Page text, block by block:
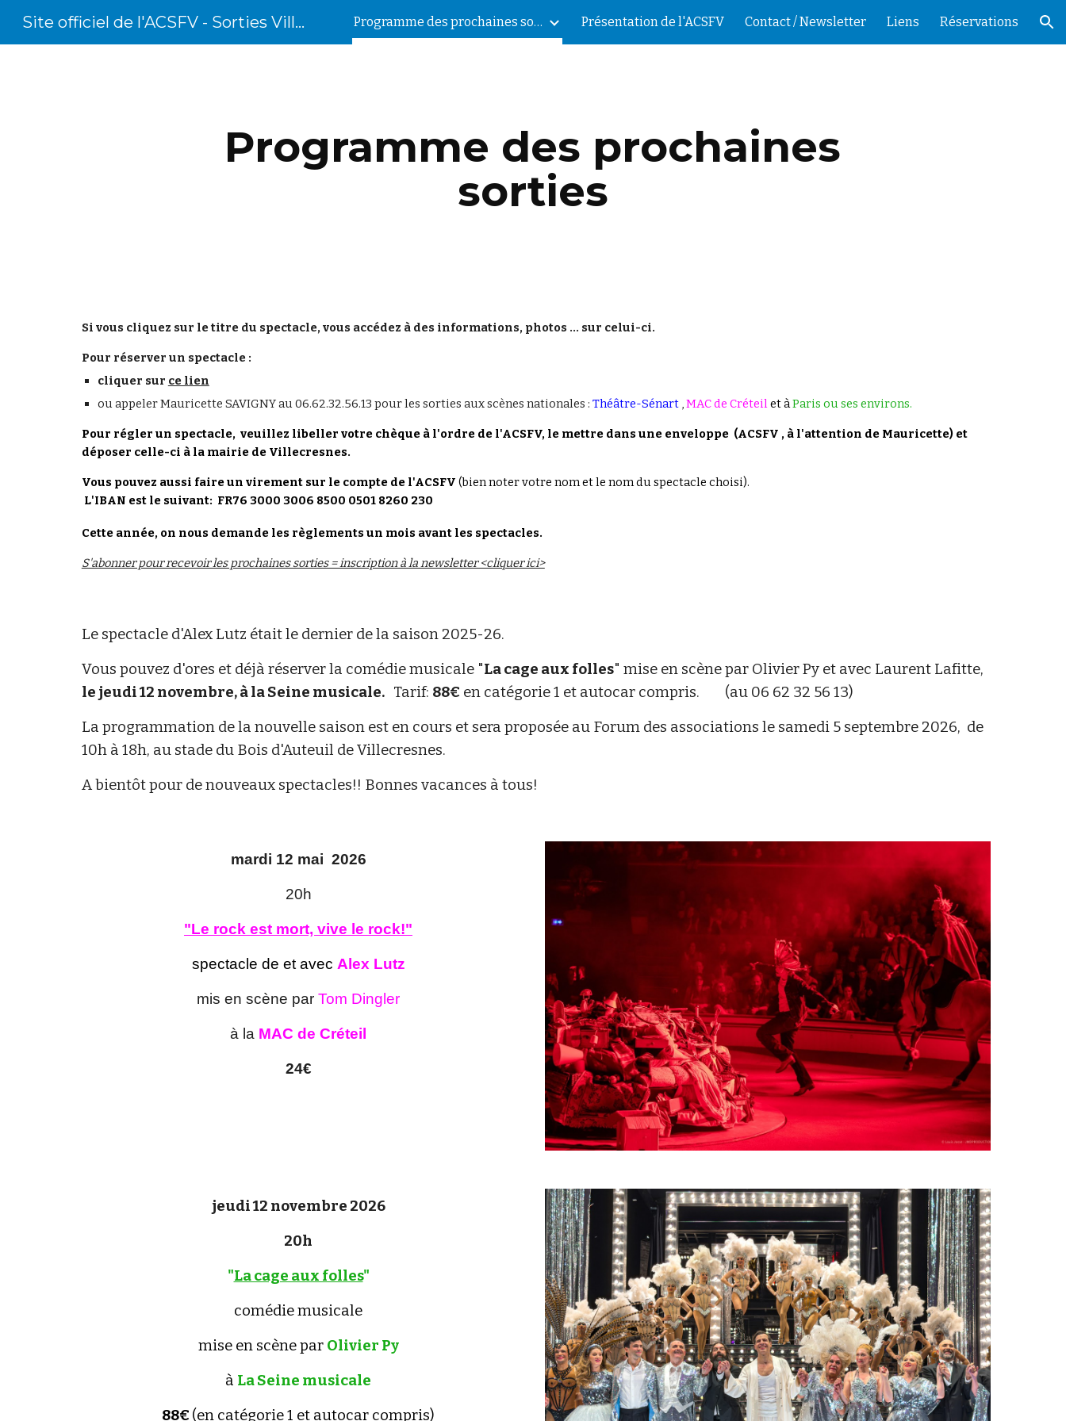
Skip to main content Skip to navigation
Site officiel de l'ACSFV - Sorties Villecresnoises organisées par l'ACSFV Programme des prochaines sorties Présentation de l'ACSFV Contact / Newsletter Liens Réservations
Programme des prochaines
sorties
Si vous cliquez sur le titre du spectacle, vous accédez à des informations, photos ... sur celui-ci.
Pour réserver un spectacle :
cliquer sur ce lien
ou appelerMauricette SAVIGNY au 06.62.32.56.13 pour les sorties aux scènes nationales : Théâtre-Sénart,MAC de Créteilet àParis ou ses environs.
Pour régler un spectacle, veuillez libeller votre chèque à l'ordre de l'ACSFV, le mettre dans une enveloppe (ACSFV , à l'attention de Mauricette) et
déposer celle-ci à la mairie de Villecresnes.
Vous pouvez aussi faire un virement sur le compte de l'ACSFV (bien noter votre nom et le nom du spectacle choisi).
L'IBAN est le suivant: FR76 3000 3006 8500 0501 8260 230
Cette année, on nous demande les règlements un mois avant les spectacles.
S'abonner pour recevoir les prochaines sorties = inscription à la newsletter <cliquer ici>
Le spectacle d'Alex Lutz était le dernier de la saison 2025-26.
Vous pouvez d'ores et déjà réserver la comédie musicale "La cage aux folles" mise en scène par Olivier Py et avec Laurent Lafitte,
le jeudi 12 novembre, à la Seine musicale. Tarif: 88€ en catégorie 1 et autocar compris. (au 06 62 32 56 13)
La programmation de la nouvelle saison est en cours et sera proposée au Forum des associations le samedi 5 septembre 2026, de
10h à 18h, au stade du Bois d'Auteuil de Villecresnes.
A bientôt pour de nouveaux spectacles!! Bonnes vacances à tous!
mardi 12 mai 2026
20h
"Le rock est mort, vive le rock!"
spectacle de et avec Alex Lutz
mis en scène par Tom Dingler
à la MAC de Créteil
24€
jeudi 12 novembre 2026
20h
"La cage aux folles"
comédie musicale
mise en scène par Olivier Py
à La Seine musicale
88€(en catégorie 1 et autocar compris)